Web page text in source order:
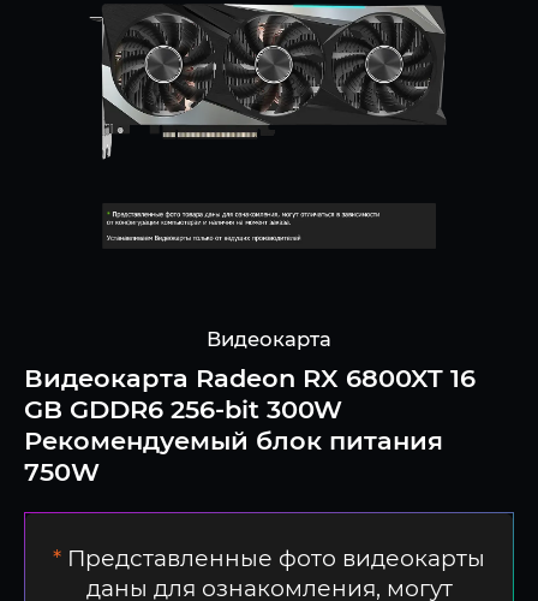
Видеокарта
Видеокарта Radeon RX 6800XT 16
GB GDDR6 256-bit 300W
Рекомендуемый блок питания
750W
* Представленные фото видеокарты
даны для ознакомления, могут